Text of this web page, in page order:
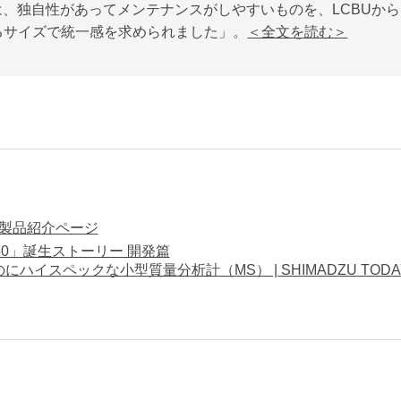
独自性があってメンテナンスがしやすいものを、LCBUか
イズで統一感を求められました」。
＜全文を読む＞
品紹介ページ
」誕生ストーリー 開発篇
にハイスペックな小型質量分析計（MS） | SHIMADZU